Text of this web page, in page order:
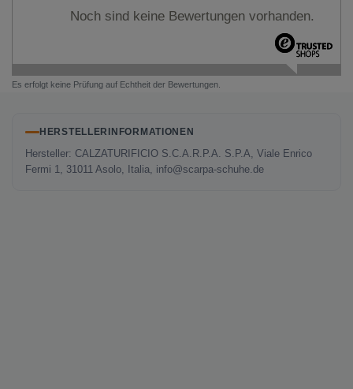
Noch sind keine Bewertungen vorhanden.
Es erfolgt keine Prüfung auf Echtheit der Bewertungen.
HERSTELLERINFORMATIONEN
Hersteller: CALZATURIFICIO S.C.A.R.P.A. S.P.A, Viale Enrico
Fermi 1, 31011 Asolo, Italia, info@scarpa-schuhe.de